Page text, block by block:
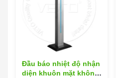
Đầu báo nhiệt độ nhận
diện khuôn mặt không